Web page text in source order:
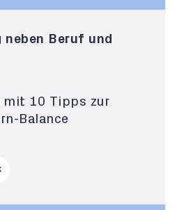
Beruf und
mit 10 Tipps zur
Balance